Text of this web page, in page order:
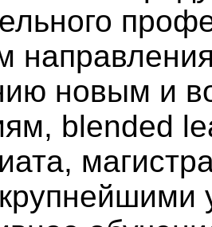
новым и
blended